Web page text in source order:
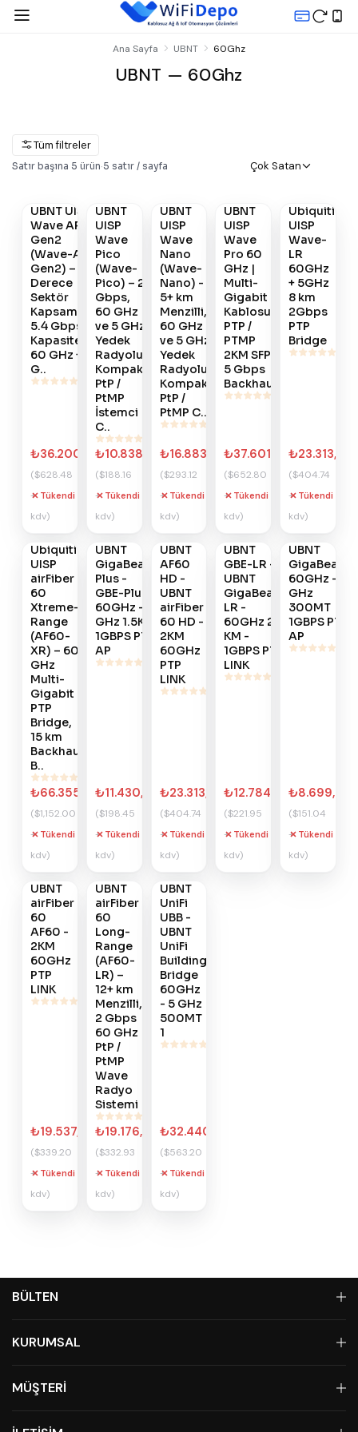
Ana Sayfa UBNT 60Ghz
UBNT — 60Ghz
Tüm filtreler
Satır başına 5 ürün·5 satır / sayfa Çok Satan
882
Gelince
Ver
UBNT UISP
Wave AP
Gen2
(Wave-AP-
Gen2) – 90
Derece
Sektör
Kapsamalı,
5.4 Gbps
Kapasiteli
60 GHz + 5
G..
₺36.200,45
($628.48
+
kdv)
Tükendi
879
Gelince
Ver
UBNT
UISP
Wave
Pico
(Wave-
Pico) – 2
Gbps,
60 GHz
ve 5 GHz
Yedek
Radyolu
Kompakt
PtP /
PtMP
İstemci
C..
₺10.838,02
($188.16
+
kdv)
Tükendi
878
Gelince
Ver
UBNT
UISP
Wave
Nano
(Wave-
Nano) -
5+ km
Menzilli,
60 GHz
ve 5 GHz
Yedek
Radyolu
Kompakt
PtP /
PtMP C..
₺16.883,71
($293.12
+
kdv)
Tükendi
#801
Gelince
Ver
UBNT
UISP
Wave
Pro 60
GHz |
Multi-
Gigabit
Kablosuz
PTP /
PTMP
2KM SFP+
5 Gbps
Backhaul
₺37.601,28
($652.80
+
kdv)
Tükendi
#688
Gelince
Ver
Ubiquiti
UISP
Wave-
LR
60GHz
+ 5GHz
8 km
2Gbps
PTP
Bridge
₺23.313,02
($404.74
+
kdv)
Tükendi
686
Gelince
Haber
Ver
Ubiquiti
UISP
airFiber
60
Xtreme-
Range
(AF60-
XR) – 60
GHz
Multi-
Gigabit
PTP
Bridge,
15 km
Backhaul
B..
₺66.355,20
($1,152.00
+
kdv)
Tükendi
413
Gelince
Haber
Ver
UBNT
GigaBeam
Plus -
GBE-Plus
60GHz - 5
GHz 1.5KM
1GBPS PTP
AP
₺11.430,72
($198.45
+
kdv)
Tükendi
392
Gelince
Haber
Ver
UBNT
AF60
HD -
UBNT
airFiber
60 HD -
2KM
60GHz
PTP
LINK
₺23.313,02
($404.74
+
kdv)
Tükendi
#379
Gelince
Haber
Ver
UBNT
GBE-LR -
UBNT
GigaBeam
LR -
60GHz 2
KM -
1GBPS PTP
LINK
₺12.784,32
($221.95
+
kdv)
Tükendi
#378
Gelince
Haber
Ver
UBNT
GigaBeam
60GHz - 5
GHz
300MT
1GBPS PTP
AP
₺8.699,90
($151.04
+
kdv)
Tükendi
346
Gelince
Haber
Ver
UBNT
airFiber
60
AF60 -
2KM
60GHz
PTP
LINK
₺19.537,92
($339.20
+
kdv)
Tükendi
319
Gelince
Haber
Ver
UBNT
airFiber
60
Long-
Range
(AF60-
LR) –
12+ km
Menzilli,
2 Gbps
60 GHz
PtP /
PtMP
Wave
Radyo
Sistemi
₺19.176,77
($332.93
+
kdv)
Tükendi
312
Gelince
Haber
Ver
UBNT
UniFi
UBB -
UBNT
UniFi
Building
Bridge
60GHz
- 5 GHz
500MT
1
₺32.440,32
($563.20
+
kdv)
Tükendi
BÜLTEN
KURUMSAL
MÜŞTERİ